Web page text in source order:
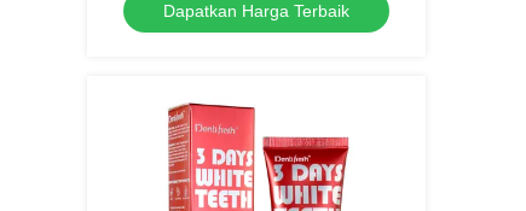
perlindungan untuk kesehatan mulut
yang optimal
Dapatkan Harga Terbaik